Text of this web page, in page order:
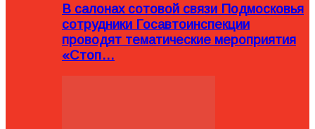
В салонах сотовой связи Подмосковья
сотрудники Госавтоинспекции
проводят тематические мероприятия
«Стоп…